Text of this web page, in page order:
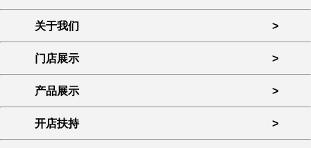
关于我们 >
门店展示 >
产品展示 >
开店扶持 >